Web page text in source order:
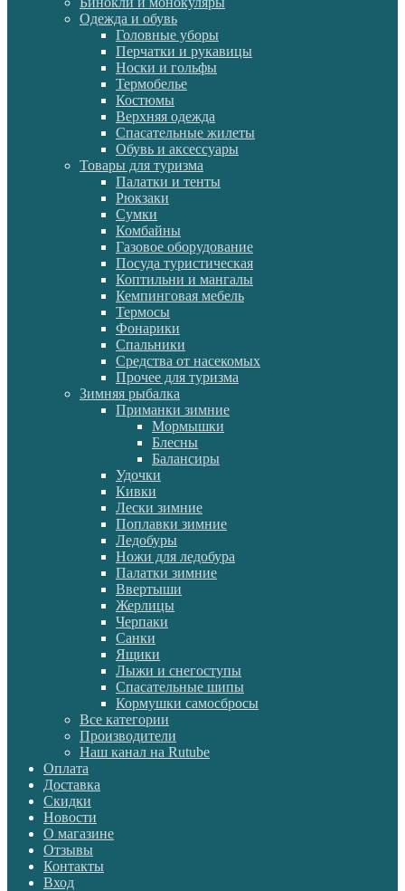
Одежда и обувь
Головные уборы
Перчатки и рукавицы
Носки и гольфы
Термобелье
Костюмы
Верхняя одежда
Спасательные жилеты
Обувь и аксессуары
Товары для туризма
Палатки и тенты
Рюкзаки
Сумки
Комбайны
Газовое оборудование
Посуда туристическая
Коптильни и мангалы
Кемпинговая мебель
Термосы
Фонарики
Спальники
Средства от насекомых
Прочее для туризма
Зимняя рыбалка
Приманки зимние
Мормышки
Блесны
Балансиры
Удочки
Кивки
Лески зимние
Поплавки зимние
Ледобуры
Ножи для ледобура
Палатки зимние
Ввертыши
Жерлицы
Черпаки
Санки
Ящики
Лыжи и снегоступы
Спасательные шипы
Кормушки самосбросы
Все категории
Производители
Наш канал на Rutube
Оплата
Доставка
Скидки
Новости
О магазине
Отзывы
Контакты
Вход